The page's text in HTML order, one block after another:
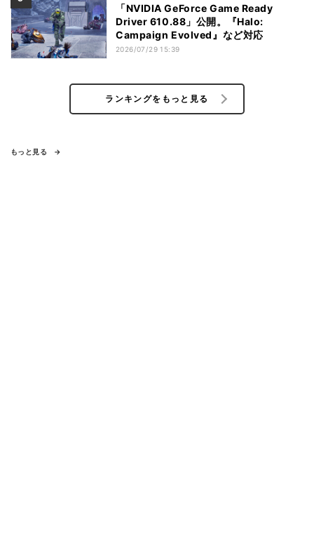
「NVIDIA GeForce Game Ready
Driver 610.88」公開。『Halo:
Campaign Evolved』など対応
2026/07/29 15:39
ランキングをもっと見る
もっと見る